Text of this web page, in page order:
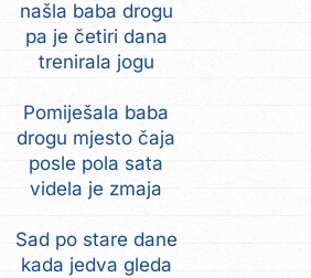
našla baba drogu
pa je četiri dana
trenirala jogu
Pomiješala baba
drogu mjesto čaja
posle pola sata
videla je zmaja
Sad po stare dane
kada jedva gleda